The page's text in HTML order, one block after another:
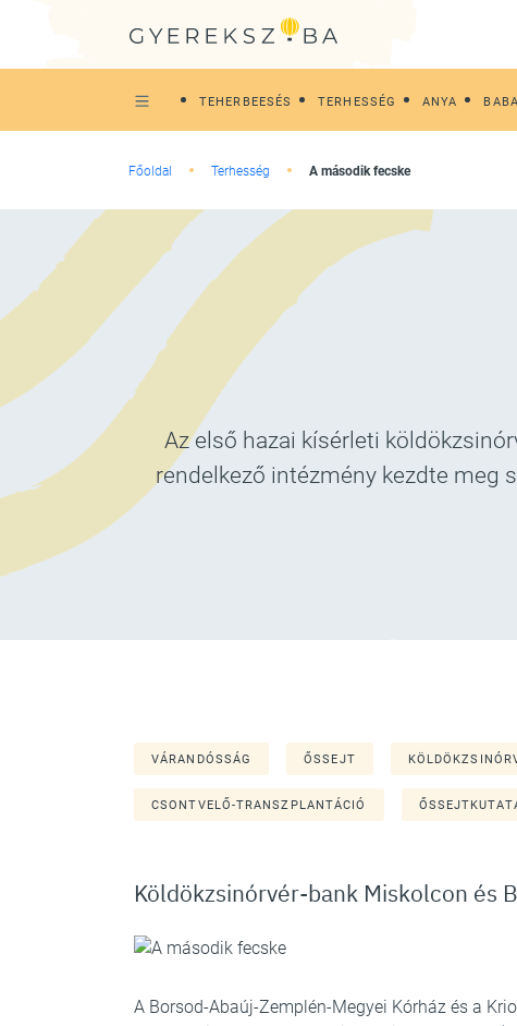
TEHERBEESÉS TERHESSÉG ANYA BABA
Főoldal Terhesség A második fecske
Az első hazai kísérleti
rendelkező intézmény kezdte meg
VÁRANDÓSSÁG ŐSSEJT
CSONTVELŐ-TRANSZPLANTÁCIÓ
Köldökzsinórvér-bank Miskolcon és
A Borsod-Abaúj-Zemplén-Megyei Kórház és a